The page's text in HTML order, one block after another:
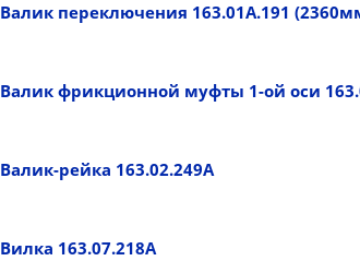
Валик переключения 163.01А.191
Валик фрикционной муфты 1-ой оси
Валик-рейка 163.02.249А
Вилка 163.07.218А